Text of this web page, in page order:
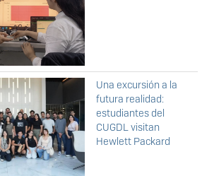
Una excursión a la
futura realidad:
estudiantes del
CUGDL visitan
Hewlett Packard